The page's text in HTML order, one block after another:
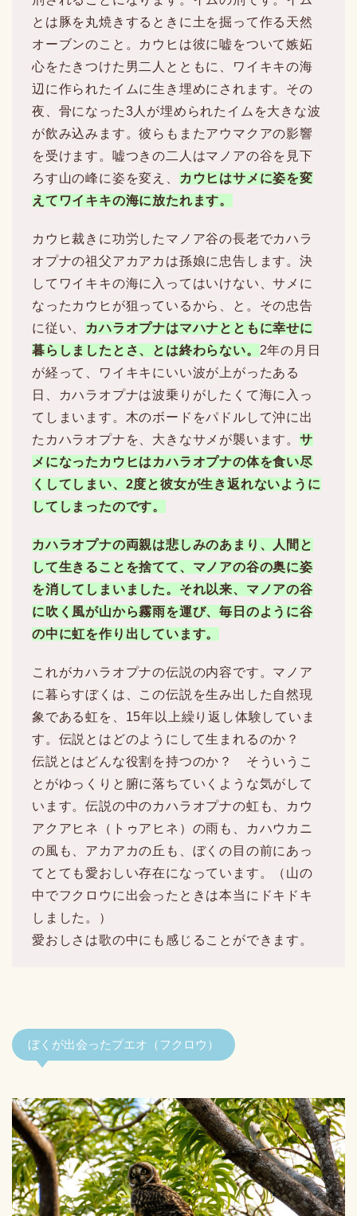
とは豚を丸焼きするときに土を掘って作る天然
オーブンのこと。カウヒは彼に嘘をついて嫉妬
心をたきつけた男二人とともに、ワイキキの海
辺に作られたイムに生き埋めにされます。その
夜、骨になった3人が埋められたイムを大きな波
が飲み込みます。彼らもまたアウマクアの影響
を受けます。嘘つきの二人はマノアの谷を見下
ろす山の峰に姿を変え、
カウヒはサメに姿を変
えてワイキキの海に放たれます。
カウヒ裁きに功労したマノア谷の長老でカハラ
オプナの祖父アカアカは孫娘に忠告します。決
してワイキキの海に入ってはいけない、サメに
なったカウヒが狙っているから、と。その忠告
に従い、
カハラオプナはマハナとともに幸せに
暮らしましたとさ、とは終わらない。 2年の月日
が経って、ワイキキにいい波が上がったある
日、カハラオプナは波乗りがしたくて海に入っ
てしまいます。木のボードをパドルして沖に出
たカハラオプナを、大きなサメが襲います。 サ
メになったカウヒはカハラオプナの体を食い尽
くしてしまい、2度と彼女が生き返れないように
してしまったのです。
カハラオプナの両親は悲しみのあまり、人間と
して生きることを捨てて、マノアの谷の奥に姿
を消してしまいました。それ以来、マノアの谷
に吹く風が山から霧雨を運び、毎日のように谷
の中に虹を作り出しています。
これがカハラオプナの伝説の内容です。マノア
に暮らすぼくは、この伝説を生み出した自然現
象である虹を、15年以上繰り返し体験していま
す。伝説とはどのようにして生まれるのか？
伝説とはどんな役割を持つのか？ そういうこ
とがゆっくりと腑に落ちていくような気がして
います。伝説の中のカハラオプナの虹も、カウ
アクアヒネ（トゥアヒネ）の雨も、カハウカニ
の風も、アカアカの丘も、ぼくの目の前にあっ
てとても愛おしい存在になっています。（山の
中でフクロウに出会ったときは本当にドキドキ
しました。）
愛おしさは歌の中にも感じることができます。
ぼくが出会ったプエオ（フクロウ）